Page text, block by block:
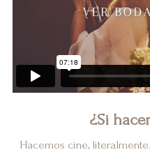
¿Si
Hacemos cine,